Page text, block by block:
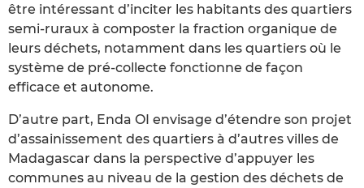
être intéressant d’inciter les habitants des quartiers
semi-ruraux à composter la fraction organique de
leurs déchets, notamment dans les quartiers où le
système de pré-collecte fonctionne de façon
efficace et autonome.
D’autre part, Enda OI envisage d’étendre son projet
d’assainissement des quartiers à d’autres villes de
Madagascar dans la perspective d’appuyer les
communes au niveau de la gestion des déchets de